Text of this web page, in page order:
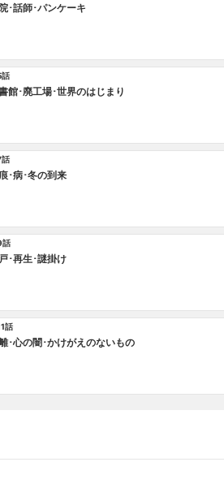
･話師･パンケーキ
話
館･廃工場･世界のはじまり
話
･病･冬の到来
話
･再生･謎掛け
話
･心の闇･かけがえのないもの